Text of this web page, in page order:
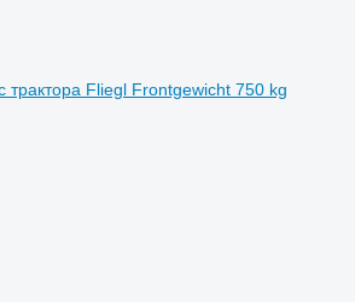
трактора Fliegl Frontgewicht 750 kg